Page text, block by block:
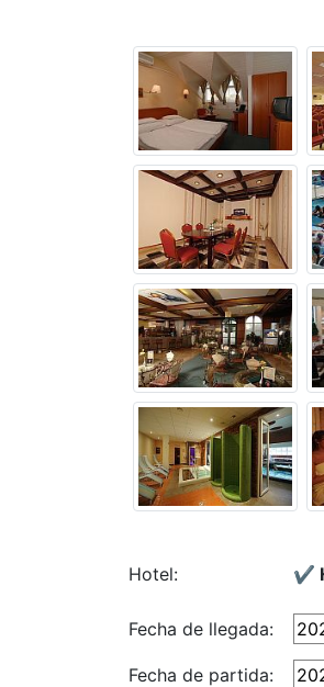
Hotel: ✔️
Fecha de llegada:
Fecha de partida: